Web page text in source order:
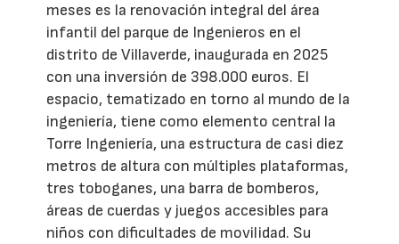
meses es la renovación integral del área
infantil del parque de Ingenieros en el
distrito de Villaverde, inaugurada en 2025
con una inversión de 398.000 euros. El
espacio, tematizado en torno al mundo de la
ingeniería, tiene como elemento central la
Torre Ingeniería, una estructura de casi diez
metros de altura con múltiples plataformas,
tres toboganes, una barra de bomberos,
áreas de cuerdas y juegos accesibles para
niños con dificultades de movilidad. Su